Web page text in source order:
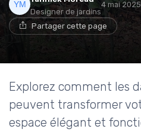
Designer de jardins
4 mai 2025
Partager cette page
Explorez comment les
peuvent transformer
espace élégant et